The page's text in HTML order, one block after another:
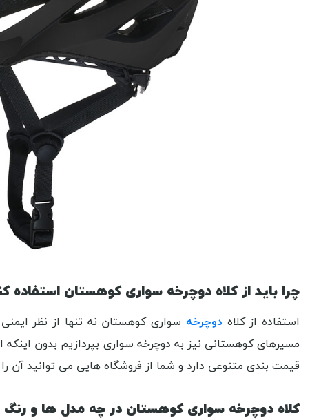
چرا باید از کلاه دوچرخه سواری کوهستان استفاده
استفاده از کلاه دوچرخه سواری کوهستان نه تنها از نظر
مسیرهای کوهستانی نیز به دوچرخه سواری بپردازیم بدون
قیمت بندی متنوعی دارد و شما از فروشگاه هایی می توانید آن
کلاه دوچرخه سواری کوهستان در چه مدل ها و